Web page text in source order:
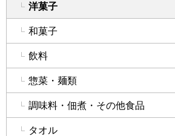
洋菓子
和菓子
飲料
惣菜・麺類
調味料・佃煮・その他食品
タオル